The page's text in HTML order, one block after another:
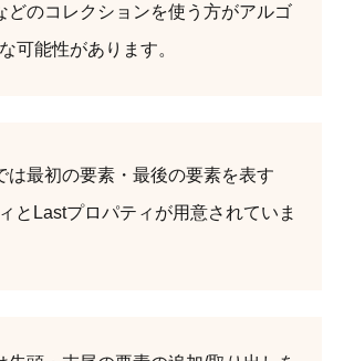
どのコレクションを使う方がアルゴ
可能性があります。
は最初の要素・最後の要素を表す
とLastプロパティが用意されていま